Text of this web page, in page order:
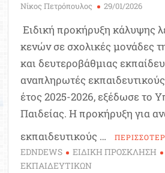
Νίκος Πετρόπουλος 29/01/2026
Ειδική προκήρυξη κάλυψης
κενών σε σχολικές μονάδες
και δευτεροβάθμιας
αναπληρωτές
έτος 2025-2026, εξέδωσε το
Παιδείας. Η προκήρυξη για
εκπαιδευτικούς …
EDNDEWS ΕΙΔΙΚΗ ΠΡΟΣΚΛΗΣΗ
ΕΚΠΑΙΔΕΥΤΙΚΩΝ